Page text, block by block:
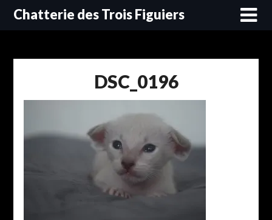
SkipChatterie des Trois Figuiers
DSC_0196